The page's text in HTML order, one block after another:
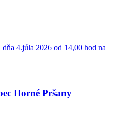
4.júla 2026 od 14,00 hod na
Horné Pršany